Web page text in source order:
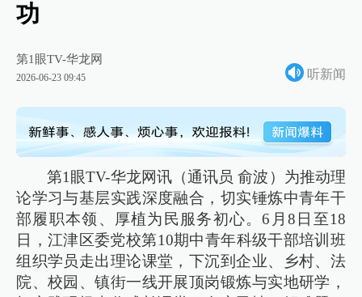
功
第1眼TV-华龙网
2026-06-23 09:45 听新闻
第1眼TV-华龙网讯（通讯员 俞波）为推动理
论学习与基层实践深度融合，切实锤炼中青年干
部履职本领、厚植为民服务初心。6月8日至18
日，江津区委党校第10期中青年科级干部培训班
组织学员走出理论课堂，下沉到企业、乡村、法
院、校园、镇街一线开展顶岗锻炼与实地研学，